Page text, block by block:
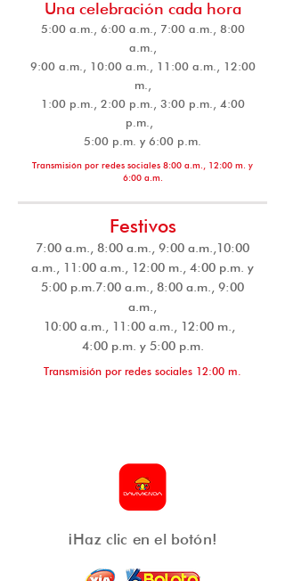
Una celebración cada hora
5:00 a.m., 6:00 a.m., 7:00 a.m., 8:00
a.m.,
9:00 a.m., 10:00 a.m., 11:00 a.m., 12:00
m.,
1:00 p.m., 2:00 p.m., 3:00 p.m., 4:00
p.m.,
5:00 p.m. y 6:00 p.m.
Transmisión por redes sociales 8:00 a.m., 12:00 m. y
6:00 a.m.
Festivos
7:00 a.m., 8:00 a.m., 9:00 a.m.,10:00
a.m., 11:00 a.m., 12:00 m., 4:00 p.m. y
5:00 p.m.7:00 a.m., 8:00 a.m., 9:00
a.m.,
10:00 a.m., 11:00 a.m., 12:00 m.,
4:00 p.m. y 5:00 p.m.
Transmisión por redes sociales 12:00 m.
¡Haz clic en el botón!